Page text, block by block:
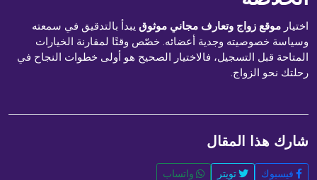
اختيار موقع زواج وتعارف مجاني موثوق يبدأ بالتدقيق في سمعته
وسياسة خصوصيته وجدية أعضائه. خصّص وقتًا لمقارنة الخيارات
المتاحة قبل التسجيل، فالاختيار الصحيح هو أولى خطوات النجاح في
رحلتك نحو الزواج.
شارك هذا المقال
فيسبوك تويتر واتساب